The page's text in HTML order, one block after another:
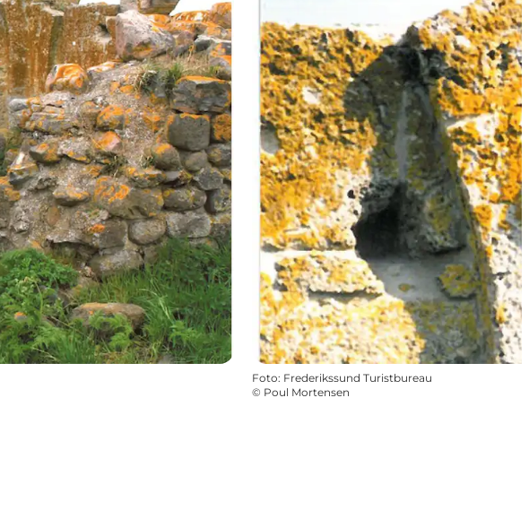
Foto: Frederikssund Turistbureau
© Poul Mortensen